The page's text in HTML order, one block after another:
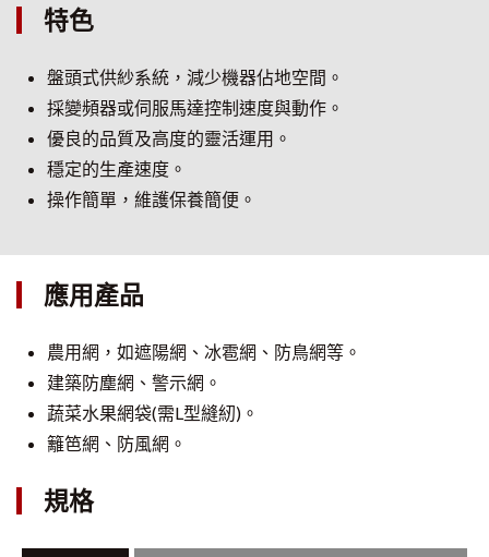
特色
盤頭式供紗系統，減少機器佔地空間。
採變頻器或伺服馬達控制速度與動作。
優良的品質及高度的靈活運用。
穩定的生產速度。
操作簡單，維護保養簡便。
應用產品
農用網，如遮陽網、冰雹網、防鳥網等。
建築防塵網、警示網。
蔬菜水果網袋(需L型縫紉)。
籬笆網、防風網。
規格